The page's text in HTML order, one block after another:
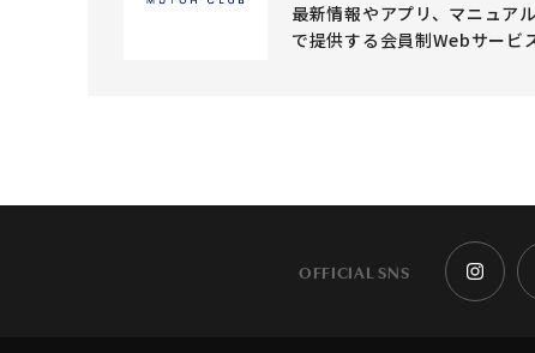
最新情報やアプリ、マニュア
で提供する会員制Webサービ
OFFICIAL SNS